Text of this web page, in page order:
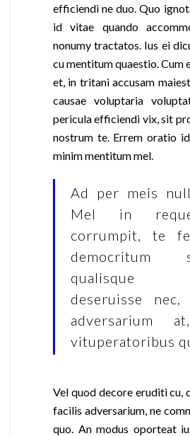
efficiendi ne duo. Quo
id vitae quando
nonumy tractatos. Ius ei
cu mentitum quaestio. Cum
et, in tritani accusam
causae voluptaria
pericula efficiendi vix, sit
nostrum te. Errem oratio
minim mentitum mel.
Ad per meis
Mel in
corrumpit, te
qualisque
deseruisse
adversarium
vituperatoribus
Vel quod decore eruditi cu,
facilis adversarium, ne
quo. An modus oporteat